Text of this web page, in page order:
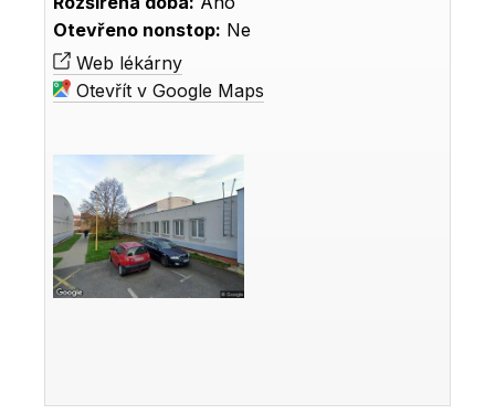
Otevřeno nonstop: Ne
Web lékárny
Otevřít v Google Maps